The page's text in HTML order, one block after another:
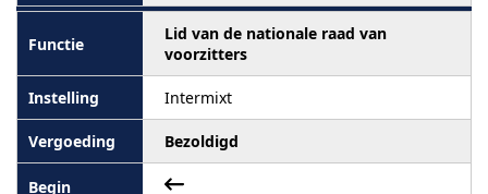
Lid van de nationale raad van
voorzitters
Intermixt
Bezoldigd